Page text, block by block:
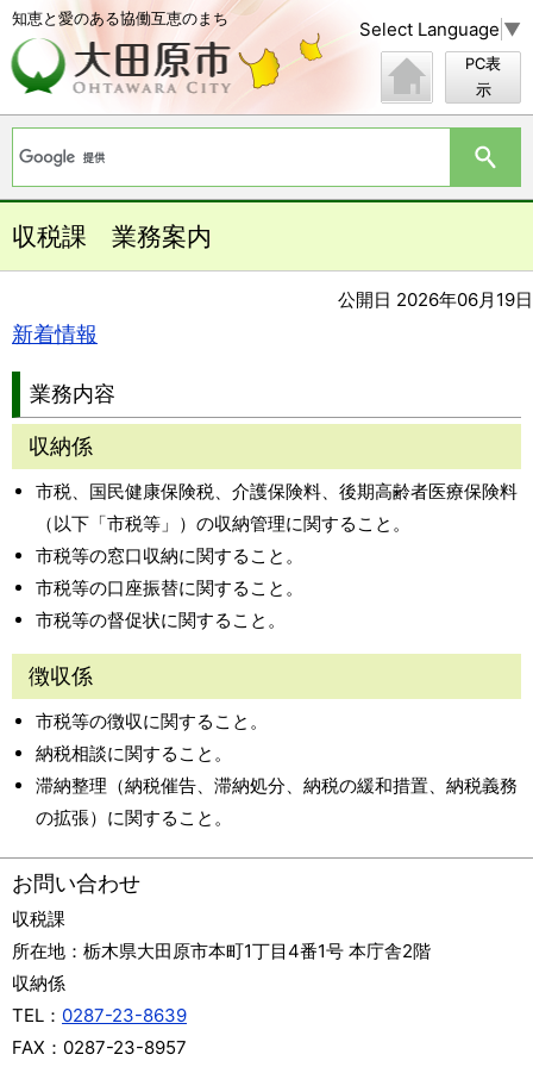
知恵と愛のある協働互恵のまち Select Language ▼
PC表
示
収税課 業務案内
公開日 2026年06月19日
新着情報
業務内容
収納係
市税、国民健康保険税、介護保険料、後期高齢者医療保険料
（以下「市税等」）の収納管理に関すること。
市税等の窓口収納に関すること。
市税等の口座振替に関すること。
市税等の督促状に関すること。
徴収係
市税等の徴収に関すること。
納税相談に関すること。
滞納整理（納税催告、滞納処分、納税の緩和措置、納税義務
の拡張）に関すること。
お問い合わせ
収税課
所在地： 栃木県大田原市本町1丁目4番1号 本庁舎2階
収納係
TEL： 0287-23-8639
FAX： 0287-23-8957